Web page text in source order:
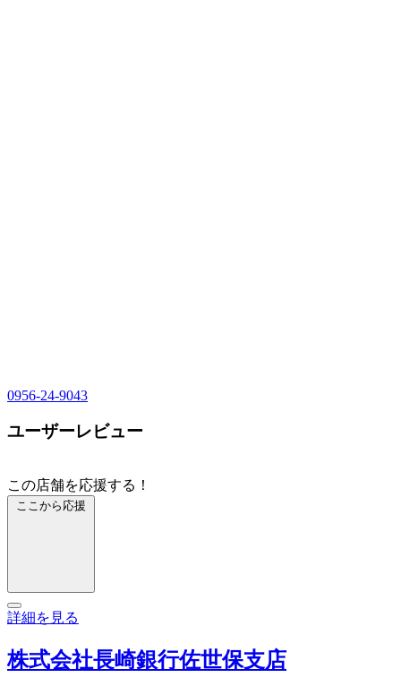
0956-24-9043
ユーザーレビュー
この店舗を応援する！
ここから応援
詳細を見る
株式会社長崎銀行佐世保支店